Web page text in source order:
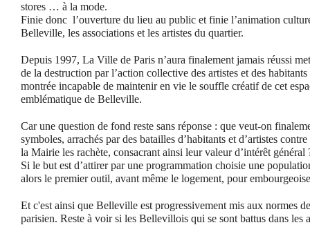
stores … à la mode.
Finie donc l’ouverture du lieu au public et finie l’animation
Belleville, les associations et les artistes du quartier.
Depuis 1997, La Ville de Paris n’aura finalement jamais réussi
de la destruction par l’action collective des artistes et des
montrée incapable de maintenir en vie le souffle créatif de cet
emblématique de Belleville.
Car une question de fond reste sans réponse : que veut-on
symboles, arrachés par des batailles d’habitants et d’artistes
la Mairie les rachète, consacrant ainsi leur valeur d’intérêt général
Si le but est d’attirer par une programmation choisie une
alors le premier outil, avant même le logement, pour
Et c'est ainsi que Belleville est progressivement mis aux normes
parisien. Reste à voir si les Bellevillois qui se sont battus dans les